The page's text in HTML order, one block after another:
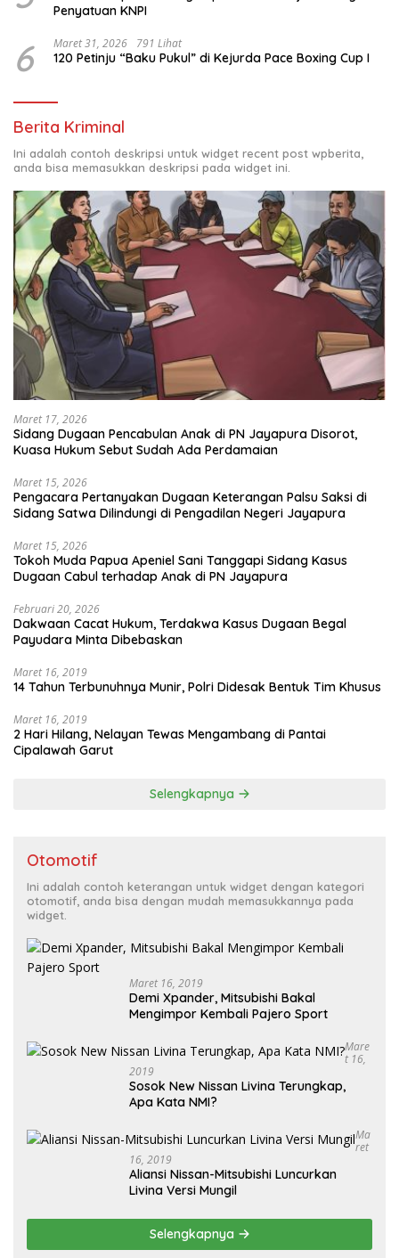
Penyatuan KNPI
6 Maret 31, 2026 791 Lihat
120 Petinju “Baku Pukul” di Kejurda Pace Boxing Cup I
Berita Kriminal
Ini adalah contoh deskripsi untuk widget recent post wpberita,
anda bisa memasukkan deskripsi pada widget ini.
Maret 17, 2026
Sidang Dugaan Pencabulan Anak di PN Jayapura Disorot,
Kuasa Hukum Sebut Sudah Ada Perdamaian
Maret 15, 2026
Pengacara Pertanyakan Dugaan Keterangan Palsu Saksi di
Sidang Satwa Dilindungi di Pengadilan Negeri Jayapura
Maret 15, 2026
Tokoh Muda Papua Apeniel Sani Tanggapi Sidang Kasus
Dugaan Cabul terhadap Anak di PN Jayapura
Februari 20, 2026
Dakwaan Cacat Hukum, Terdakwa Kasus Dugaan Begal
Payudara Minta Dibebaskan
Maret 16, 2019
14 Tahun Terbunuhnya Munir, Polri Didesak Bentuk Tim Khusus
Maret 16, 2019
2 Hari Hilang, Nelayan Tewas Mengambang di Pantai
Cipalawah Garut
Selengkapnya
Otomotif
Ini adalah contoh keterangan untuk widget dengan kategori
otomotif, anda bisa dengan mudah memasukkannya pada
widget.
Maret 16, 2019
Demi Xpander, Mitsubishi Bakal
Mengimpor Kembali Pajero Sport
Mare
T 16,
2019
Sosok New Nissan Livina Terungkap,
Apa Kata NMI?
Ma
Ret
16, 2019
Aliansi Nissan-Mitsubishi Luncurkan
Livina Versi Mungil
Selengkapnya